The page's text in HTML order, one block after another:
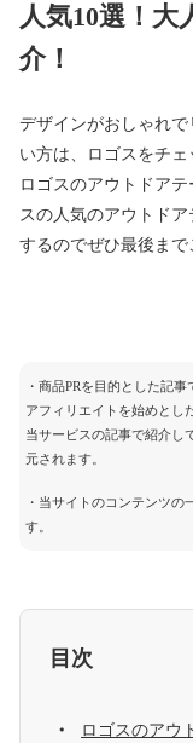
人気10選！
介！
デザインがおしゃれ
い方は、ロゴスをチ
ロゴスのアウトドア
スの人気のアウトド
するのでぜひ最後まで
・商品PRを目的とした記
アフィリエイトを始めとし
当サービスの記事で紹介し
元されます。
・当サイトのコンテンツの
す。
目次
ロゴスのアウ